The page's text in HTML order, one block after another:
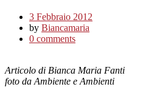
3 Febbraio 2012
by Biancamaria
0 comments
Articolo di Bianca Maria Fanti
foto da Ambiente e Ambienti